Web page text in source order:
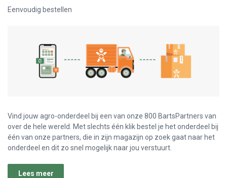
Eenvoudig bestellen
Vind jouw agro-onderdeel bij een van onze 800 BartsPartners van
over de hele wereld. Met slechts één klik bestel je het onderdeel bij
één van onze partners, die in zijn magazijn op zoek gaat naar het
onderdeel en dit zo snel mogelijk naar jou verstuurt.
Lees meer